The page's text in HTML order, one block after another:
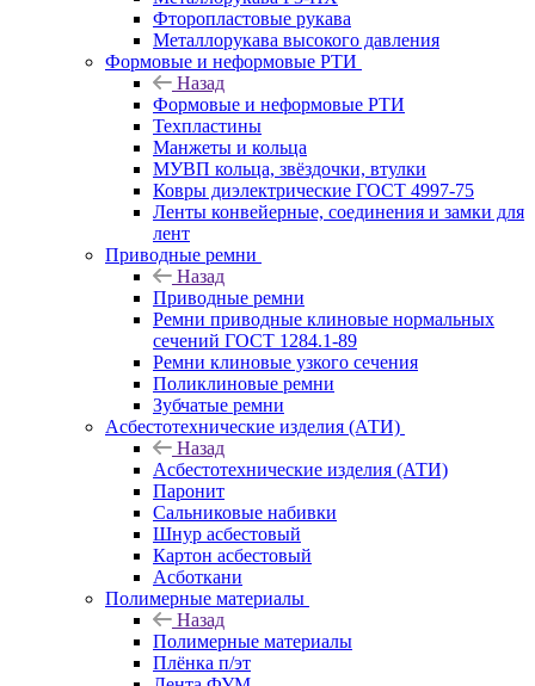
Фторопластовые рукава
Металлорукава высокого давления
Формовые и неформовые РТИ
Назад
Формовые и неформовые РТИ
Техпластины
Манжеты и кольца
МУВП кольца, звёздочки, втулки
Ковры диэлектрические ГОСТ 4997-75
Ленты конвейерные, соединения и замки для
лент
Приводные ремни
Назад
Приводные ремни
Ремни приводные клиновые нормальных
сечений ГОСТ 1284.1-89
Ремни клиновые узкого сечения
Поликлиновые ремни
Зубчатые ремни
Асбестотехнические изделия (АТИ)
Назад
Асбестотехнические изделия (АТИ)
Паронит
Сальниковые набивки
Шнур асбестовый
Картон асбестовый
Асботкани
Полимерные материалы
Назад
Полимерные материалы
Плёнка п/эт